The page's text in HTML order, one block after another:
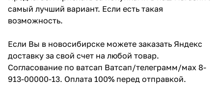
самый лучший вариант. Если есть такая
возможность.
Если Вы в новосибирске можете заказать Яндекс
доставку за свой счет на любой товар.
Согласование по ватсап Ватсап/телеграмм/мах 8-
913-00000-13. Оплата 100% перед отправкой.